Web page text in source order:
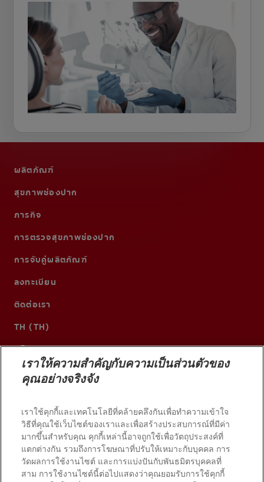
ผลิตภัณฑ์
สุขภาพช่องปาก
ภารกิจ
การตรวจสุขภาพช่องปาก
การจับคู่ผลิตภัณฑ์
ลงทะเบียน
ติดต่อเรา
TH (TH)
© 2026 บริษัท คอลเกต-ปาล์มโอลีฟ สงวนลิขสิทธิ์
เราให้ความสำคัญกับความเป็นส่วนตัวของ
คุณอย่างจริงจัง
เราใช้คุกกี้และเทคโนโลยีที่คล้ายคลึงกันเพื่อทำความเข้าใจ
วิธีที่คุณใช้เว็บไซต์ของเราและเพื่อสร้างประสบการณ์ที่มีค่า
มากขึ้นสำหรับคุณ คุกกี้เหล่านี้อาจถูกใช้เพื่อวัตถุประสงค์ที่
แตกต่างกัน รวมถึงการโฆษณาที่ปรับให้เหมาะกับบุคคล การ
วัดผลการใช้งานไซต์ และการแบ่งปันกับพันธมิตรบุคคลที่
สาม การใช้งานไซต์นี้ต่อไปแสดงว่าคุณยอมรับการใช้คุกกี้